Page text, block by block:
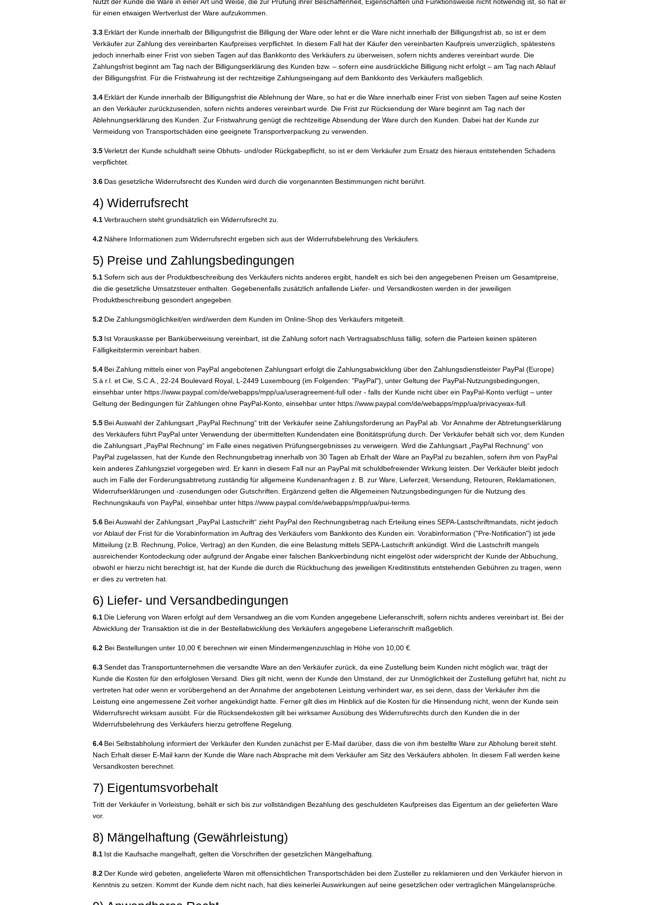
Nutzt der Kunde die Ware in einer Art und Weise, die zur Prüfung ihrer Beschaffenheit, Eigenschaften und Funktionsweise nicht notwendig ist, so hat er
für einen etwaigen Wertverlust der Ware aufzukommen.
3.3 Erklärt der Kunde innerhalb der Billigungsfrist die Billigung der Ware oder lehnt er die Ware nicht innerhalb der Billigungsfrist ab, so ist er dem
Verkäufer zur Zahlung des vereinbarten Kaufpreises verpflichtet. In diesem Fall hat der Käufer den vereinbarten Kaufpreis unverzüglich, spätestens
jedoch innerhalb einer Frist von sieben Tagen auf das Bankkonto des Verkäufers zu überweisen, sofern nichts anderes vereinbart wurde. Die
Zahlungsfrist beginnt am Tag nach der Billigungserklärung des Kunden bzw. – sofern eine ausdrückliche Billigung nicht erfolgt – am Tag nach Ablauf
der Billigungsfrist. Für die Fristwahrung ist der rechtzeitige Zahlungseingang auf dem Bankkonto des Verkäufers maßgeblich.
3.4 Erklärt der Kunde innerhalb der Billigungsfrist die Ablehnung der Ware, so hat er die Ware innerhalb einer Frist von sieben Tagen auf seine Kosten
an den Verkäufer zurückzusenden, sofern nichts anderes vereinbart wurde. Die Frist zur Rücksendung der Ware beginnt am Tag nach der
Ablehnungserklärung des Kunden. Zur Fristwahrung genügt die rechtzeitige Absendung der Ware durch den Kunden. Dabei hat der Kunde zur
Vermeidung von Transportschäden eine geeignete Transportverpackung zu verwenden.
3.5Verletzt der Kunde schuldhaft seine Obhuts- und/oder Rückgabepflicht, so ist er dem Verkäufer zum Ersatz des hieraus entstehenden Schadens
verpflichtet.
3.6 Das gesetzliche Widerrufsrecht des Kunden wird durch die vorgenannten Bestimmungen nicht berührt.
4) Widerrufsrecht
4.1Verbrauchern steht grundsätzlich ein Widerrufsrecht zu.
4.2 Nähere Informationen zum Widerrufsrecht ergeben sich aus der Widerrufsbelehrung des Verkäufers.
5) Preise und Zahlungsbedingungen
5.1Sofern sich aus der Produktbeschreibung des Verkäufers nichts anderes ergibt, handelt es sich bei den angegebenen Preisen um Gesamtpreise,
die die gesetzliche Umsatzsteuer enthalten. Gegebenenfalls zusätzlich anfallende Liefer- und Versandkosten werden in der jeweiligen
Produktbeschreibung gesondert angegeben.
5.2 Die Zahlungsmöglichkeit/en wird/werden dem Kunden im Online-Shop des Verkäufers mitgeteilt.
5.3 Ist Vorauskasse per Banküberweisung vereinbart, ist die Zahlung sofort nach Vertragsabschluss fällig, sofern die Parteien keinen späteren
Fälligkeitstermin vereinbart haben.
5.4 Bei Zahlung mittels einer von PayPal angebotenen Zahlungsart erfolgt die Zahlungsabwicklung über den Zahlungsdienstleister PayPal (Europe)
S.à r.l. et Cie, S.C.A., 22-24 Boulevard Royal, L-2449 Luxembourg (im Folgenden: "PayPal"), unter Geltung der PayPal-Nutzungsbedingungen,
einsehbar unter https://www.paypal.com/de/webapps/mpp/ua/useragreement-full oder - falls der Kunde nicht über ein PayPal-Konto verfügt – unter
Geltung der Bedingungen für Zahlungen ohne PayPal-Konto, einsehbar unter https://www.paypal.com/de/webapps/mpp/ua/privacywax-full.
5.5 Bei Auswahl der Zahlungsart „PayPal Rechnung“ tritt der Verkäufer seine Zahlungsforderung an PayPal ab. Vor Annahme der Abtretungserklärung
des Verkäufers führt PayPal unter Verwendung der übermittelten Kundendaten eine Bonitätsprüfung durch. Der Verkäufer behält sich vor, dem Kunden
die Zahlungsart „PayPal Rechnung“ im Falle eines negativen Prüfungsergebnisses zu verweigern. Wird die Zahlungsart „PayPal Rechnung“ von
PayPal zugelassen, hat der Kunde den Rechnungsbetrag innerhalb von 30 Tagen ab Erhalt der Ware an PayPal zu bezahlen, sofern ihm von PayPal
kein anderes Zahlungsziel vorgegeben wird. Er kann in diesem Fall nur an PayPal mit schuldbefreiender Wirkung leisten. Der Verkäufer bleibt jedoch
auch im Falle der Forderungsabtretung zuständig für allgemeine Kundenanfragen z. B. zur Ware, Lieferzeit, Versendung, Retouren, Reklamationen,
Widerrufserklärungen und -zusendungen oder Gutschriften. Ergänzend gelten die Allgemeinen Nutzungsbedingungen für die Nutzung des
Rechnungskaufs von PayPal, einsehbar unter https://www.paypal.com/de/webapps/mpp/ua/pui-terms.
5.6 Bei Auswahl der Zahlungsart „PayPal Lastschrift“ zieht PayPal den Rechnungsbetrag nach Erteilung eines SEPA-Lastschriftmandats, nicht jedoch
vor Ablauf der Frist für die Vorabinformation im Auftrag des Verkäufers vom Bankkonto des Kunden ein. Vorabinformation ("Pre-Notification") ist jede
Mitteilung (z.B. Rechnung, Police, Vertrag) an den Kunden, die eine Belastung mittels SEPA-Lastschrift ankündigt. Wird die Lastschrift mangels
ausreichender Kontodeckung oder aufgrund der Angabe einer falschen Bankverbindung nicht eingelöst oder widerspricht der Kunde der Abbuchung,
obwohl er hierzu nicht berechtigt ist, hat der Kunde die durch die Rückbuchung des jeweiligen Kreditinstituts entstehenden Gebühren zu tragen, wenn
er dies zu vertreten hat.
6) Liefer- und Versandbedingungen
6.1 Die Lieferung von Waren erfolgt auf dem Versandweg an die vom Kunden angegebene Lieferanschrift, sofern nichts anderes vereinbart ist. Bei der
Abwicklung der Transaktion ist die in der Bestellabwicklung des Verkäufers angegebene Lieferanschrift maßgeblich.
6.2 Bei Bestellungen unter 10,00 € berechnen wir einen Mindermengenzuschlag in Höhe von 10,00 €.
6.3Sendet das Transportunternehmen die versandte Ware an den Verkäufer zurück, da eine Zustellung beim Kunden nicht möglich war, trägt der
Kunde die Kosten für den erfolglosen Versand. Dies gilt nicht, wenn der Kunde den Umstand, der zur Unmöglichkeit der Zustellung geführt hat, nicht zu
vertreten hat oder wenn er vorübergehend an der Annahme der angebotenen Leistung verhindert war, es sei denn, dass der Verkäufer ihm die
Leistung eine angemessene Zeit vorher angekündigt hatte. Ferner gilt dies im Hinblick auf die Kosten für die Hinsendung nicht, wenn der Kunde sein
Widerrufsrecht wirksam ausübt. Für die Rücksendekosten gilt bei wirksamer Ausübung des Widerrufsrechts durch den Kunden die in der
Widerrufsbelehrung des Verkäufers hierzu getroffene Regelung.
6.4 Bei Selbstabholung informiert der Verkäufer den Kunden zunächst per E-Mail darüber, dass die von ihm bestellte Ware zur Abholung bereit steht.
Nach Erhalt dieser E-Mail kann der Kunde die Ware nach Absprache mit dem Verkäufer am Sitz des Verkäufers abholen. In diesem Fall werden keine
Versandkosten berechnet.
7) Eigentumsvorbehalt
Tritt der Verkäufer in Vorleistung, behält er sich bis zur vollständigen Bezahlung des geschuldeten Kaufpreises das Eigentum an der gelieferten Ware
vor.
8) Mängelhaftung (Gewährleistung)
8.1 Ist die Kaufsache mangelhaft, gelten die Vorschriften der gesetzlichen Mängelhaftung.
8.2 Der Kunde wird gebeten, angelieferte Waren mit offensichtlichen Transportschäden bei dem Zusteller zu reklamieren und den Verkäufer hiervon in
Kenntnis zu setzen. Kommt der Kunde dem nicht nach, hat dies keinerlei Auswirkungen auf seine gesetzlichen oder vertraglichen Mängelansprüche.